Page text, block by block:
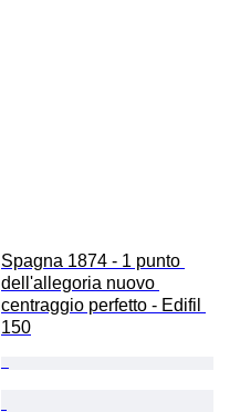
Spagna 1874 - 1 punto
dell'allegoria nuovo
centraggio perfetto - Edifil
150